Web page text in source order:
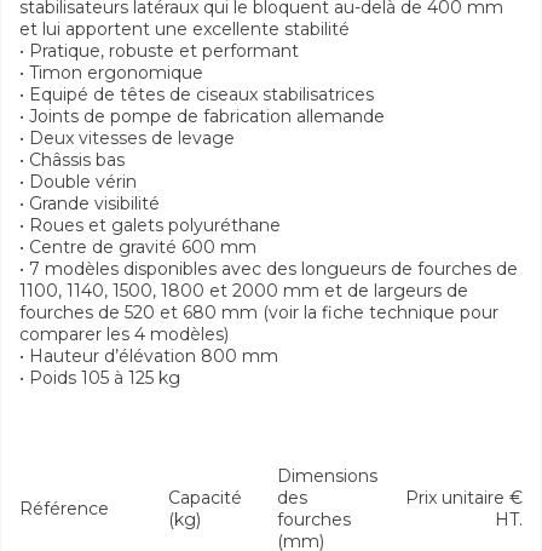
stabilisateurs latéraux qui le bloquent au-delà de 400 mm
et lui apportent une excellente stabilité
• Pratique, robuste et performant
• Timon ergonomique
• Equipé de têtes de ciseaux stabilisatrices
• Joints de pompe de fabrication allemande
• Deux vitesses de levage
• Châssis bas
• Double vérin
• Grande visibilité
• Roues et galets polyuréthane
• Centre de gravité 600 mm
• 7 modèles disponibles avec des longueurs de fourches de
1100, 1140, 1500, 1800 et 2000 mm et de largeurs de
fourches de 520 et 680 mm (voir la fiche technique pour
comparer les 4 modèles)
• Hauteur d’élévation 800 mm
• Poids 105 à 125 kg
Référence
Capacité
(kg)
Dimensions
des
fourches
(mm)
Prix unitaire €
HT.